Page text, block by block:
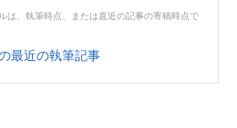
は、執筆時点、または直近の記事の寄稿時点で
最近の執筆記事